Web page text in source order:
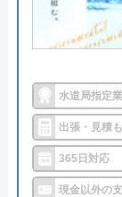
水道修理
※クチコミの内容
●累計実績
クラシア
クラシアン
水道局指定
出張・見積
365日対応
現金以外の